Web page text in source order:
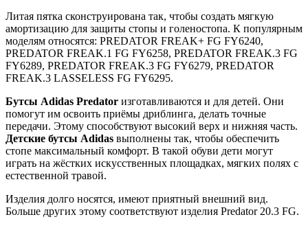
Литая пятка сконструирована так, чтобы создать мягкую
амортизацию для защиты стопы и голеностопа. К популярным
моделям относятся: PREDATOR FREAK+ FG FY6240,
PREDATOR FREAK.1 FG FY6258, PREDATOR FREAK.3 FG
FY6289, PREDATOR FREAK.3 FG FY6279, PREDATOR
FREAK.3 LASSELESS FG FY6295.
Бутсы Adidas Predator изготавливаются и для детей. Они
помогут им освоить приёмы дриблинга, делать точные
передачи. Этому способствуют высокий верх и нижняя часть.
Детские бутсы Adidas выполнены так, чтобы обеспечить
стопе максимальный комфорт. В такой обуви дети могут
играть на жёстких искусственных площадках, мягких полях с
естественной травой.
Изделия долго носятся, имеют приятный внешний вид.
Больше других этому соответствуют изделия Predator 20.3 FG.